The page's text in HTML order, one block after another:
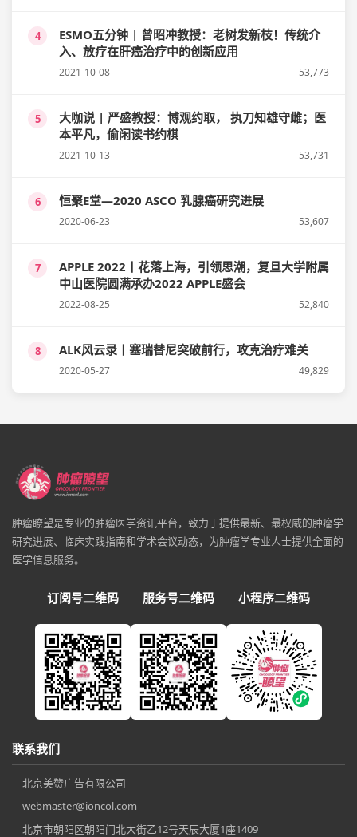
4
ESMO五分钟 | 曾昭冲教授：老树发新枝！传统介
入、放疗在肝癌治疗中的创新应用
2021-10-08 53,773
5
大咖说 | 严盛教授：博观约取， 执刀知雄守雌；医
本平凡，偷闲读书约棋
2021-10-13 53,731
6 恒聚E堂—2020 ASCO 乳腺癌研究进展
2020-06-23 53,607
7
APPLE 2022丨花落上海，引领思潮，复旦大学附属
中山医院圆满承办2022 APPLE盛会
2022-08-25 52,840
8 ALK风云录丨塞瑞替尼突破前行，攻克治疗难关
2020-05-27 49,829
肿瘤瞭望是专业的肿瘤医学资讯平台，致力于提供最新、最权威的肿瘤学
研究进展、临床实践指南和学术会议动态，为肿瘤学专业人士提供全面的
医学信息服务。
订阅号二维码 服务号二维码 小程序二维码
联系我们
北京美赞广告有限公司
webmaster@ioncol.com
北京市朝阳区朝阳门北大街乙12号天辰大厦1座1409